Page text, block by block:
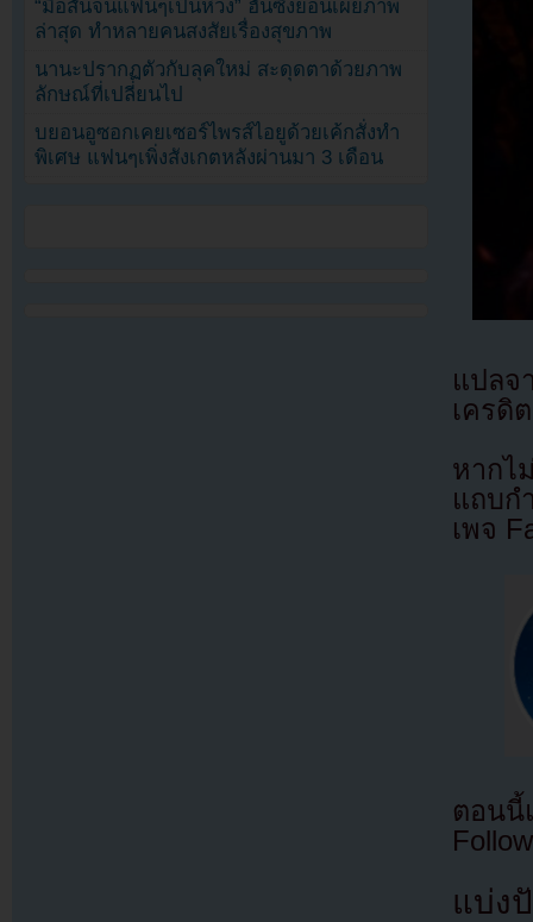
แปล
เครดิ
หากไ
แถบก
เพจ
ตอนนี้
แบ่ง
“มือสั่นจนแฟนๆเป็นห่วง” ฮันซึงยอนเผยภาพ
ล่าสุด ทำหลายคนสงสัยเรื่องสุขภาพ
นานะปรากฏตัวกับลุคใหม่ สะดุดตาด้วยภาพ
ลักษณ์ที่เปลี่ยนไป
บยอนอูซอกเคยเซอร์ไพรส์ไอยูด้วยเค้กสั่งทำ
พิเศษ แฟนๆเพิ่งสังเกตหลังผ่านมา 3 เดือน